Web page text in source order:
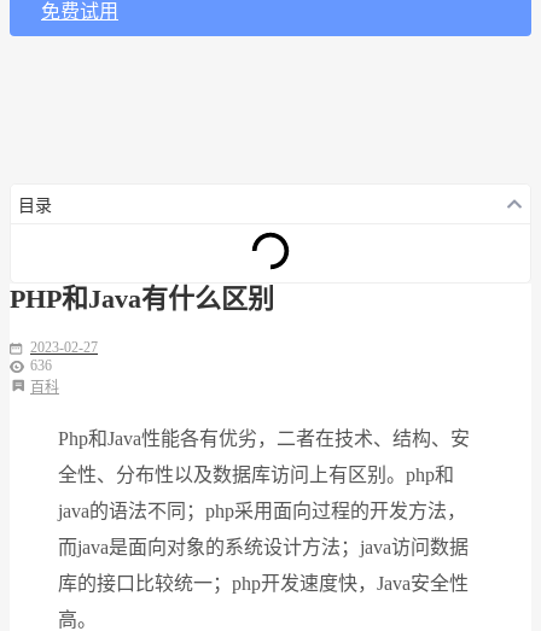
免费试用
目录
PHP和Java有什么区别
2023-02-27
636
百科
Php和Java性能各有优劣，二者在技术、结构、安
全性、分布性以及数据库访问上有区别。php和
java的语法不同；php采用面向过程的开发方法，
而java是面向对象的系统设计方法；java访问数据
库的接口比较统一；php开发速度快，Java安全性
高。